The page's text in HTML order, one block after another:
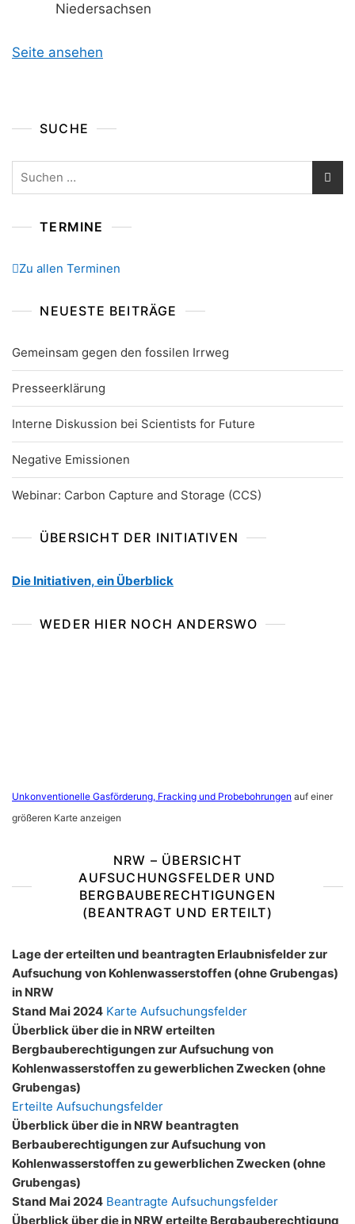
Niedersachsen
Seite ansehen
SUCHE
TERMINE
Zu allen Terminen
NEUESTE BEITRÄGE
Gemeinsam gegen den fossilen Irrweg
Presseerklärung
Interne Diskussion bei Scientists for Future
Negative Emissionen
Webinar: Carbon Capture and Storage (CCS)
ÜBERSICHT DER INITIATIVEN
Die Initiativen, ein Überblick
WEDER HIER NOCH ANDERSWO
Unkonventionelle Gasförderung, Fracking und Probebohrungen auf einer
größeren Karte anzeigen
NRW – ÜBERSICHT
AUFSUCHUNGSFELDER UND
BERGBAUBERECHTIGUNGEN
(BEANTRAGT UND ERTEILT)
Lage der erteilten und beantragten Erlaubnisfelder zur
Aufsuchung von Kohlenwasserstoffen (ohne Grubengas)
in NRW
Stand Mai 2024 Karte Aufsuchungsfelder
Überblick über die in NRW erteilten
Bergbauberechtigungen zur Aufsuchung von
Kohlenwasserstoffen zu gewerblichen Zwecken (ohne
Grubengas)
Erteilte Aufsuchungsfelder
Überblick über die in NRW beantragten
Berbauberechtigungen zur Aufsuchung von
Kohlenwasserstoffen zu gewerblichen Zwecken (ohne
Grubengas)
Stand Mai 2024 Beantragte Aufsuchungsfelder
Überblick über die in NRW erteilte Bergbauberechtigung